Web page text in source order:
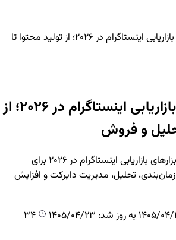
بهترین ابزارهای بازاریابی اینستاگرام در ۲۰۲۶؛ از تولید محتوا تا
بهترین ابزارهای بازاریابی اینستاگرام در ۲۰۲۶؛ از
و فروش
راهنمای انتخاب بهترین ابزارهای بازاریابی اینستاگرام در ۲۰۲۶ برای
زمان‌بندی، تحلیل، مدیریت دایرکت و افزایش
به روز شد: 1405/04/23
34